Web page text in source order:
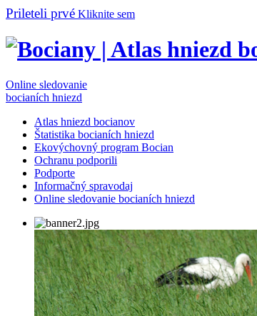
Prileteli prvé Kliknite sem
Online sledovanie
bocianích hniezd
Atlas hniezd bocianov
Štatistika bocianích hniezd
Ekovýchovný program Bocian
Ochranu podporili
Podporte
Informačný spravodaj
Online sledovanie bocianích hniezd